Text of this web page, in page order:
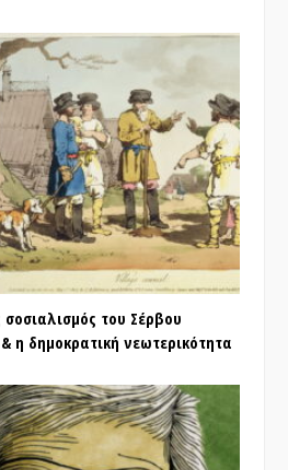
του Σέρβου
η δημοκρατική νεωτερικότητα